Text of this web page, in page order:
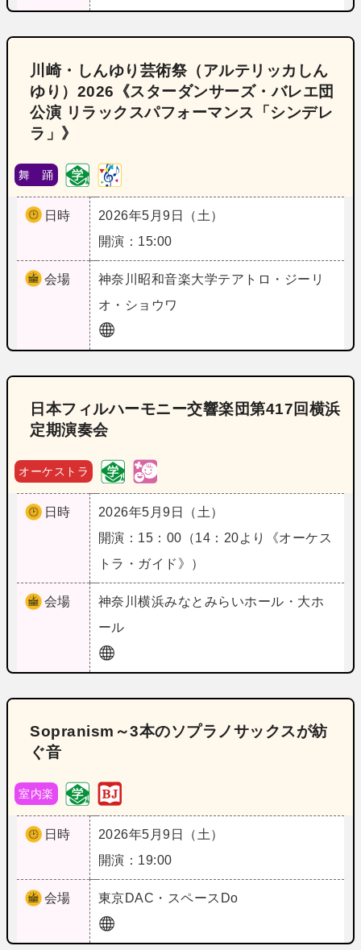
川崎・しんゆり芸術祭（アルテリッカしん
ゆり）2026《スターダンサーズ・バレエ団
公演 リラックスパフォーマンス「シンデレ
ラ」》
舞 踊
日時
2026年5月9日（土）
開演：15:00
会場 神奈川 昭和音楽大学テアトロ・ジーリ
オ・ショウワ
日本フィルハーモニー交響楽団第417回横浜
定期演奏会
オーケストラ
日時
2026年5月9日（土）
開演：15：00（14：20より《オーケス
トラ・ガイド》）
会場 神奈川横浜みなとみらいホール・大ホ
ール
Sopranism～3本のソプラノサックスが紡
ぐ音
室内楽
日時
2026年5月9日（土）
開演：19:00
会場 東京DAC・スペースDo